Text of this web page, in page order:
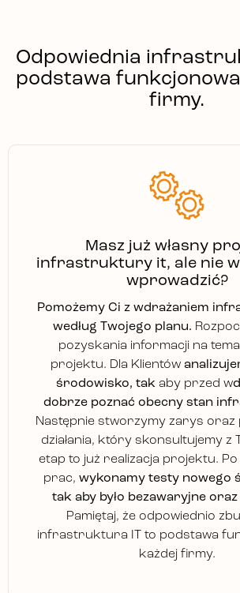
Odpowiednia
podstawa
firmy.
Masz już własny
infrastruktury it, ale nie
wprowadzić?
Pomożemy Ci z wdrażaniem
według Twojego planu.
pozyskania informacji na
projektu. Dla Klientów
środowisko, takaby przed w
dobrze poznać obecny stan
Następnie stworzymy zarys oraz
działania, który skonsultujemy z
etap to już realizacja projektu.
prac, wykonamy testy nowego
tak aby było bezawaryjne
Pamiętaj, że odpowiednio
infrastruktura IT to podstawa
każdej firmy.